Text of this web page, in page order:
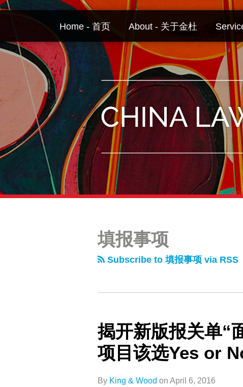
Skip
Home - 首页 About - 关于金杜
填报事项
Subscribe to 填报事项 via RSS
揭开新版报关单“
项目该选Yes or
By King & Wood on April 6, 2016